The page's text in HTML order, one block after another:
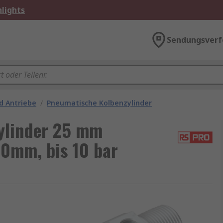
Antriebe / Pneumatische Kolbenzylinder
25 mm
bis 10 bar